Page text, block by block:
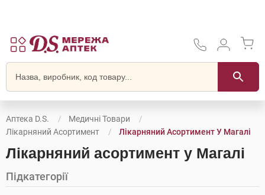
Аптека D.S.
Медичні Товари
Лікарняний Асортимент
Лікарняний Асортимент У Магалі
Лікарняний асортимент у Магалі
Підкатегорії